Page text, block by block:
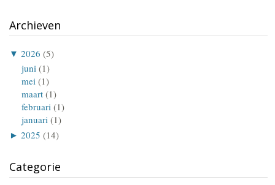
Archieven
▼ 2026 (5)
juni (1)
mei (1)
maart (1)
februari (1)
januari (1)
► 2025 (14)
Categorie